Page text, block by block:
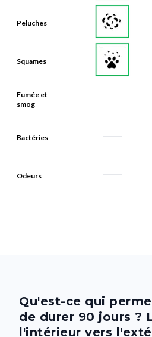
Peluches
Squames
Fumée et
smog
Bactéries
Odeurs
Qu'est-ce qui
de durer 90 jours ?
l'intérieur vers